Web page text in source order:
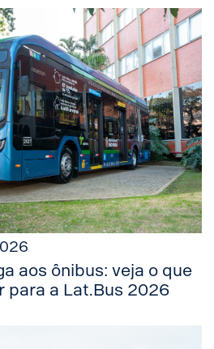
aos ônibus: veja o que
para a Lat.Bus 2026